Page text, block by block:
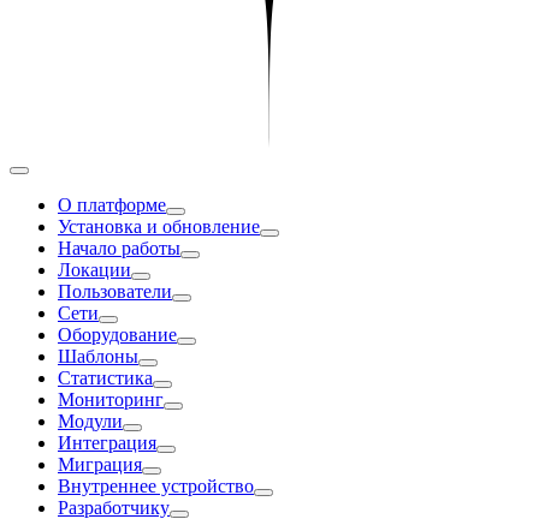
О платформе
Установка и обновление
Начало работы
Локации
Пользователи
Сети
Оборудование
Шаблоны
Статистика
Мониторинг
Модули
Интеграция
Миграция
Внутреннее устройство
Разработчику